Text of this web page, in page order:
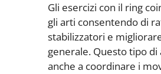
Gli esercizi con il ring
gli arti consentendo di
stabilizzatori e
generale. Questo tipo
anche a coordinare i